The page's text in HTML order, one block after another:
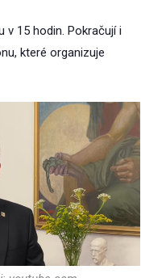
v 15 hodin. Pokračují i
které organizuje